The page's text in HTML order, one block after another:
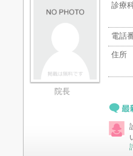
院長
診療
電話
住所
最新の